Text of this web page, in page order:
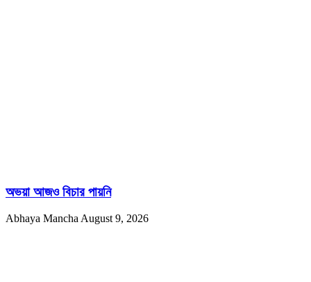
অভয়া আজও বিচার পায়নি
Abhaya ManchaAugust 9, 2026